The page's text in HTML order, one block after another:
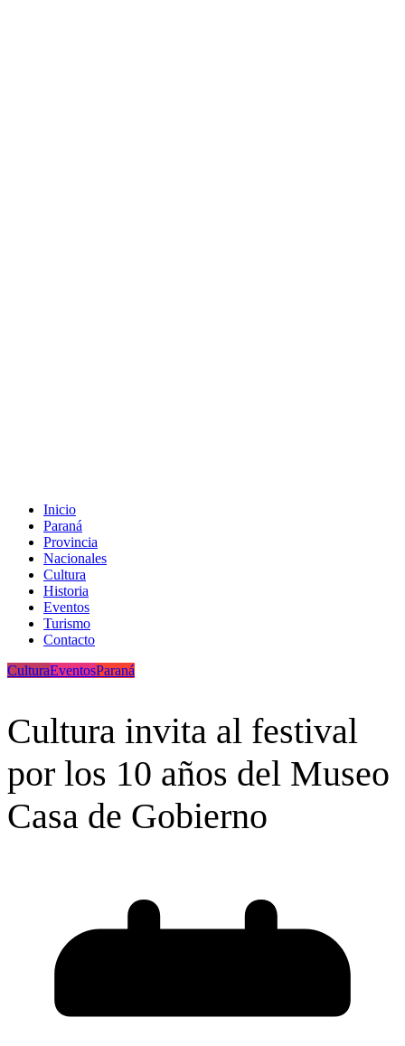
Inicio
Paraná
Provincia
Nacionales
Cultura
Historia
Eventos
Turismo
Contacto
CulturaEventosParaná
Cultura invita al festival
por los 10 años del Museo
Casa de Gobierno